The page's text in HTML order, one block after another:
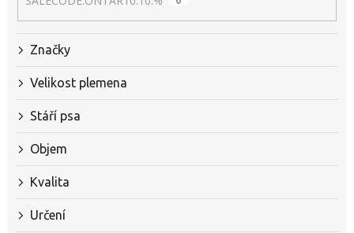
Značky
Velikost plemena
Stáří psa
Objem
Kvalita
Určení